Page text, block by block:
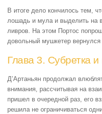
В итоге дело кончилось тем,
лошадь и мула и выделить на
ливров. На этом Портос
довольный мушкетер
Глава 3. Субретка и
Д’Артаньян продолжал
внимания, рассчитывая на
пришел в очередной раз, его
решила не ограничиваться